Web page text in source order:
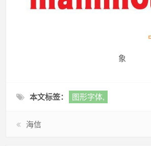
象
本文标签： 图形字体,
海信